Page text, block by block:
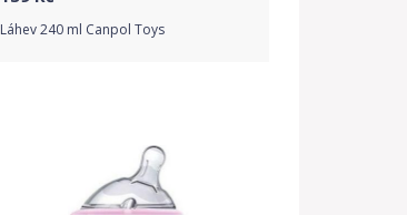
Láhev 240 ml Canpol Toys
Detail produktu